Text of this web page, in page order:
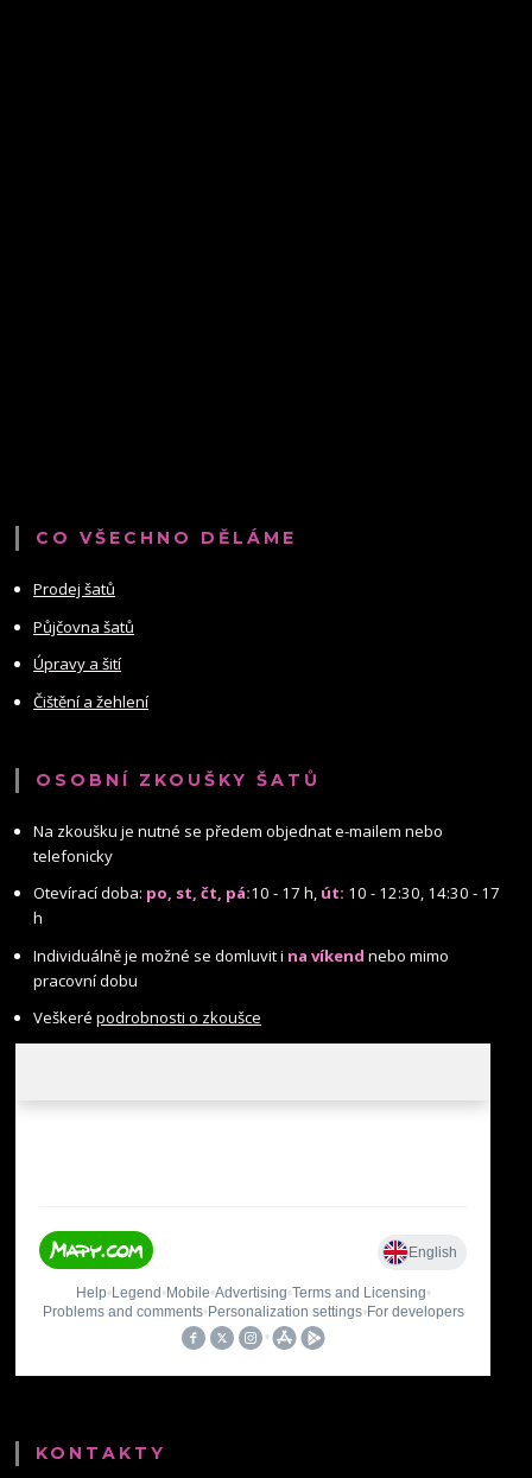
CO VŠECHNO DĚLÁME
Prodej šatů
Půjčovna šatů
Úpravy a šití
Čištění a žehlení
OSOBNÍ ZKOUŠKY ŠATŮ
Na zkoušku je nutné se předem objednat e-mailem nebo
telefonicky
Otevírací doba: po, st, čt, pá:10 - 17 h, út: 10 - 12:30, 14:30 - 17
h
Individuálně je možné se domluvit i na víkend nebo mimo
pracovní dobu
Veškerépodrobnosti o zkoušce
KONTAKTY